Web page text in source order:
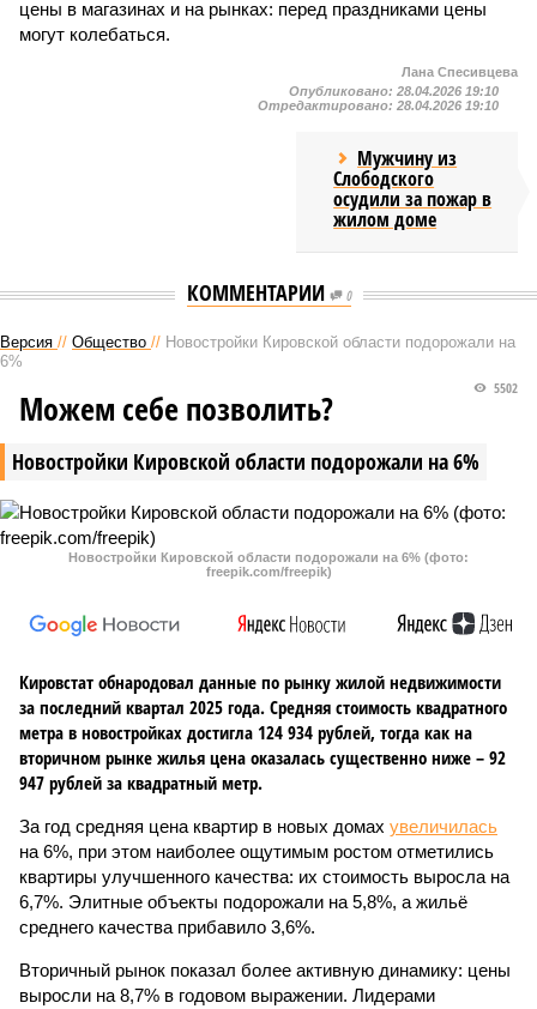
цены в магазинах и на рынках: перед праздниками цены
могут колебаться.
Лана Спесивцева
Опубликовано: 28.04.2026 19:10
Отредактировано: 28.04.2026 19:10
Мужчину из
Слободского
осудили за пожар в
жилом доме
КОММЕНТАРИИ 0
Версия // Общество // Новостройки Кировской области подорожали на
6%
Новостройки Кировской области подорожали на 6%
5502
Можем себе позволить?
Новостройки Кировской области подорожали на 6% (фото:
freepik.com/freepik)
Кировстат обнародовал данные по рынку жилой недвижимости
за последний квартал 2025 года. Средняя стоимость квадратного
метра в новостройках достигла 124 934 рублей, тогда как на
вторичном рынке жилья цена оказалась существенно ниже – 92
947 рублей за квадратный метр.
За год средняя цена квартир в новых домах увеличилась
на 6%, при этом наиболее ощутимым ростом отметились
квартиры улучшенного качества: их стоимость выросла на
6,7%. Элитные объекты подорожали на 5,8%, а жильё
среднего качества прибавило 3,6%.
Вторичный рынок показал более активную динамику: цены
выросли на 8,7% в годовом выражении. Лидерами